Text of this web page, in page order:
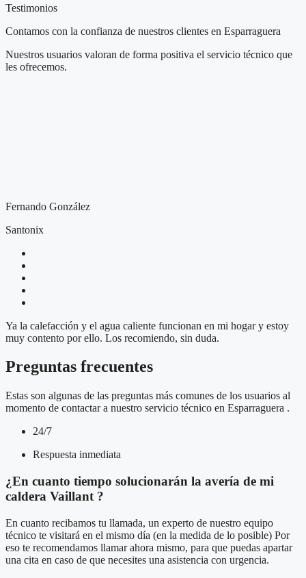
Testimonios
Contamos con la confianza de nuestros clientes en Esparraguera
Nuestros usuarios valoran de forma positiva el servicio técnico que
les ofrecemos.
Fernando González
Santonix
Ya la calefacción y el agua caliente funcionan en mi hogar y estoy
muy contento por ello. Los recomiendo, sin duda.
Preguntas frecuentes
Estas son algunas de las preguntas más comunes de los usuarios al
momento de contactar a nuestro servicio técnico en Esparraguera .
24/7
Respuesta inmediata
¿En cuanto tiempo solucionarán la avería de mi
caldera Vaillant ?
En cuanto recibamos tu llamada, un experto de nuestro equipo
técnico te visitará en el mismo día (en la medida de lo posible) Por
eso te recomendamos llamar ahora mismo, para que puedas apartar
una cita en caso de que necesites una asistencia con urgencia.